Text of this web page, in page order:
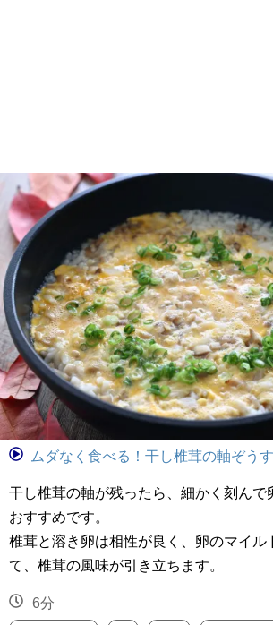
ムダなく食べる！干し椎茸の軸ぞう
干し椎茸の軸が残ったら、細かく刻んで
おすすめです。
椎茸と溶き卵は相性が良く、卵のマイル
て、椎茸の風味が引き立ちます。
6分